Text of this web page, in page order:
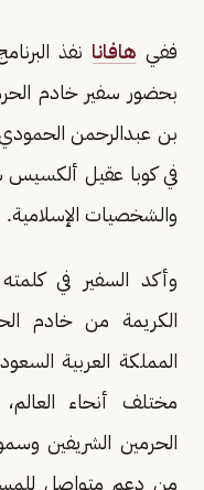
ففي هافانا نفذ
بحضور سفير خادم
بن عبدالرحمن
في كوبا عقيل ألكسيس
والشخصيات الإسلامية.
وأكد السفير في
الكريمة من خادم
المملكة العربية
مختلف أنحاء
الحرمين الشريفين
من دعم متواصل